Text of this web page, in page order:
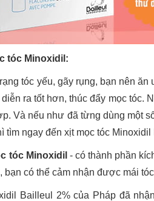
tóc Minoxidil:
tóc yếu, gãy rụng, bạn nên
ra tốt hơn, thúc đẩy mọc tóc.
Và nếu như đã từng dùng một
tìm ngay đến xịt mọc tóc
tóc Minoxidil - có thành phần
bạn có thể cảm nhận được mái
Bailleul 2% của Pháp đã